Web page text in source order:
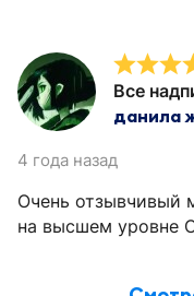
Все
данила
4 года назад
Очень отзывчивый
на высшем уровне